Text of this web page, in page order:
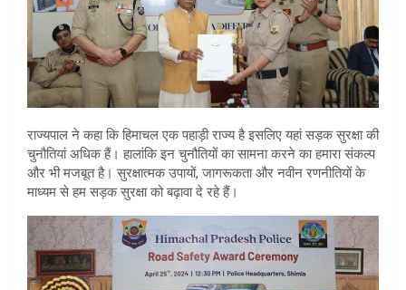
राज्यपाल ने कहा कि हिमाचल एक पहाड़ी राज्य है इसलिए यहां सड़क सुरक्षा की
चुनौतियां अधिक हैं। हालांकि इन चुनौतियों का सामना करने का हमारा संकल्प
और भी मजबूत है। सुरक्षात्मक उपायों, जागरूकता और नवीन रणनीतियों के
माध्यम से हम सड़क सुरक्षा को बढ़ावा दे रहे हैं।